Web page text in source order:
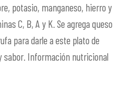
potasio, manganeso, hierro y
C, B, A y K. Se agrega queso
para darle a este plato de
sabor. Información nutricional